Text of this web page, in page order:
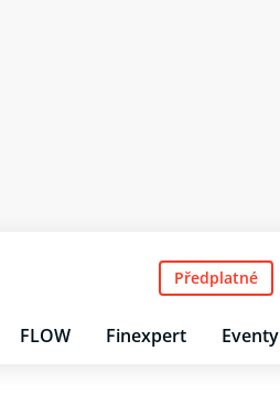
FLOW Finexpert Eventy
Předplatné